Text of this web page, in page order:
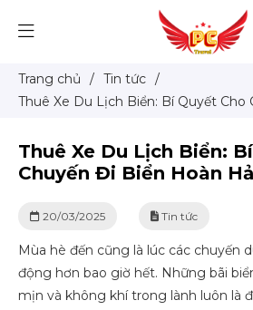
Trang chủ / Tin tức /
Thuê Xe Du Lịch Biển: Bí Quyết Cho
Thuê Xe Du Lịch Biển:
Chuyến Đi Biển Hoàn
20/03/2025 Tin tức
Mùa hè đến cũng là lúc các chuyến
động hơn bao giờ hết. Những bãi
mịn và không khí trong lành luôn là